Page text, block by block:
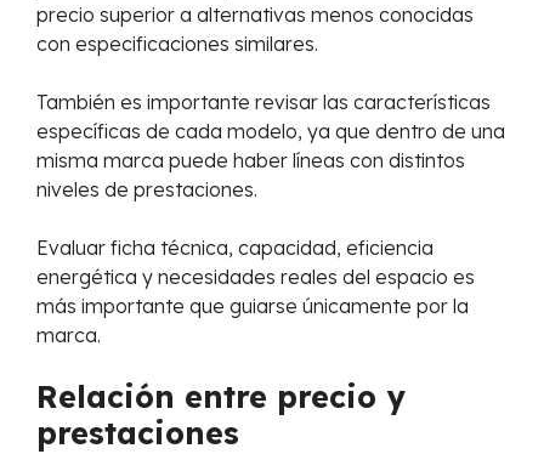
precio superior a alternativas menos conocidas
con especificaciones similares.
También es importante revisar las características
específicas de cada modelo, ya que dentro de una
misma marca puede haber líneas con distintos
niveles de prestaciones.
Evaluar ficha técnica, capacidad, eficiencia
energética y necesidades reales del espacio es
más importante que guiarse únicamente por la
marca.
Relación entre precio y
prestaciones